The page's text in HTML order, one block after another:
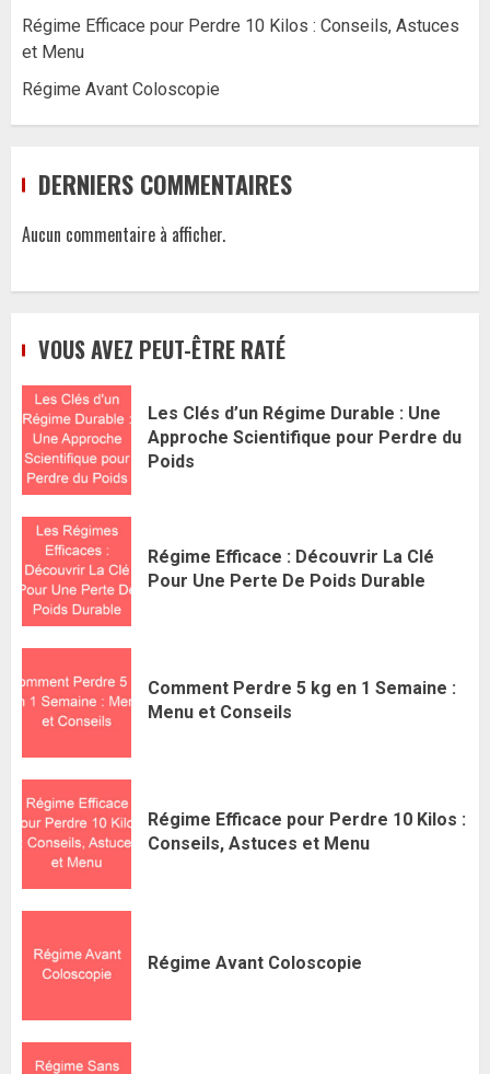
Régime Efficace pour Perdre 10 Kilos : Conseils, Astuces
et Menu
Régime Avant Coloscopie
DERNIERS COMMENTAIRES
Aucun commentaire à afficher.
VOUS AVEZ PEUT-ÊTRE RATÉ
Les Clés d’un Régime Durable : Une
Approche Scientifique pour Perdre du
Poids
Régime Efficace : Découvrir La Clé
Pour Une Perte De Poids Durable
Comment Perdre 5 kg en 1 Semaine :
Menu et Conseils
Régime Efficace pour Perdre 10 Kilos :
Conseils, Astuces et Menu
Régime Avant Coloscopie